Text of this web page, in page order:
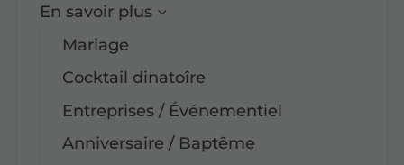
En savoir plus
Mariage
Cocktail dinatoîre
Entreprises / Événementiel
Anniversaire / Baptême